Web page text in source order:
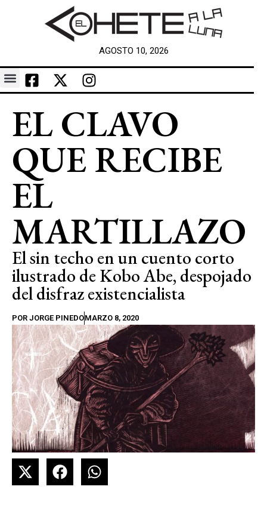
AGOSTO 10, 2026
EL CLAVO
QUE RECIBE
EL
MARTILLAZO
El sin techo en un cuento corto
ilustrado de Kobo Abe, despojado
del disfraz existencialista
POR JORGE PINEDOMARZO 8, 2020